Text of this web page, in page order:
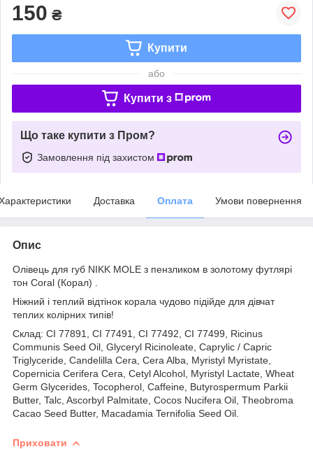
150 ₴
Купити
або
Купити з
Що таке купити з Пром?
Замовлення під захистом
Доставка Оплата Умови повернення
Опис
Олівець для губ NIKK MOLЕ з пензликом в золотому футлярі
тон Coral (Корал) .
Ніжний і теплий відтінок корала чудово підійде для дівчат
теплих колірних типів!
Склад: CI 77891, CI 77491, CI 77492, CI 77499, Ricinus
Communis Seed Oil, Glyceryl Ricinoleate, Caprylic / Capric
Triglyceride, Candelilla Cera, Cera Alba, Myristyl Myristate,
Copernicia Cerifera Cera, Cetyl Alcohol, Myristyl Lactate, Wheat
Germ Glycerides, Tocopherol, Caffeine, Butyrospermum Parkii
Butter, Talc, Ascorbyl Palmitate, Cocos Nucifera Oil, Theobroma
Cacao Seed Butter, Macadamia Ternifolia Seed Oil.
Приховати